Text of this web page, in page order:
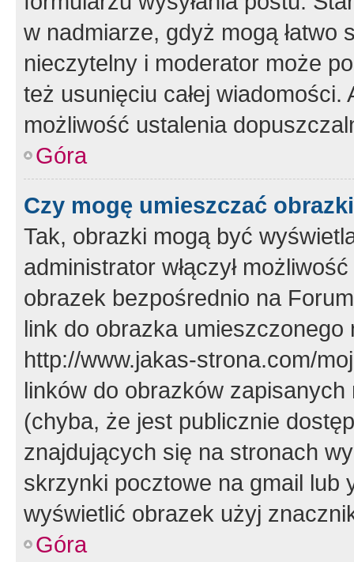
w nadmiarze, gdyż mogą
nieczytelny i moderator może
też usunięciu całej
możliwość ustalenia
Góra
Czy mogę umieszczać
Tak, obrazki mogą być
administrator włączył
obrazek bezpośrednio na
link do obrazka
http://www.jakas-strona.com/
linków do obrazków
(chyba, że jest publicznie
znajdujących się na stronach
skrzynki pocztowe na gmail lub
wyświetlić obrazek użyj
Góra